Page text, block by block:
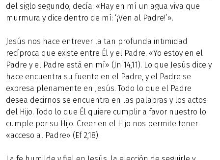
del siglo segundo, decía: «Hay en mí un agua viva que
murmura y dice dentro de mí: ‘¡Ven al Padre!’».
Jesús nos hace entrever la tan profunda intimidad
recíproca que existe entre Él y el Padre. «Yo estoy en el
Padre y el Padre está en mí» (Jn 14,11). Lo que Jesús dice y
hace encuentra su fuente en el Padre, y el Padre se
expresa plenamente en Jesús. Todo lo que el Padre
desea decirnos se encuentra en las palabras y los actos
del Hijo. Todo lo que Él quiere cumplir a favor nuestro lo
cumple por su Hijo. Creer en el Hijo nos permite tener
«acceso al Padre» (Ef 2,18).